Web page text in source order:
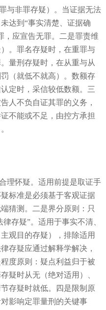
非罪存疑）。当证据无法
达到“事实清楚、证据确
，应宣告无罪。二是罪责维
。罪名存疑时，在重罪与
量刑存疑时，在从重与从
（就低不就高）。数额存
定时，采信较低数额。三
人不负自证其罪的义务，
不能或不足，由控方承担
怀疑。适用前提是取证手
标准是必须基于客观证据
猜测。二是界分原则：只
存疑”。适用于事实不清、
观目的存疑），排除适用
存疑应通过解释学解决，
度原则：疑点利益归于被
疑时从无（绝对适用）、
存疑时就低。四是限制原
影响定罪量刑的关键事